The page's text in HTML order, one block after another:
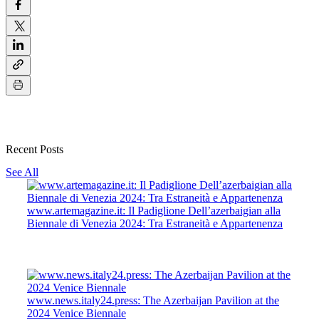
Recent Posts
See All
www.artemagazine.it: Il Padiglione Dell’azerbaigian alla
Biennale di Venezia 2024: Tra Estraneità e Appartenenza
www.news.italy24.press: The Azerbaijan Pavilion at the
2024 Venice Biennale